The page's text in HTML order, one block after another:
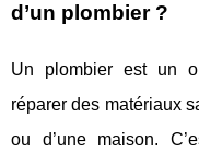
d’un plombier ?
Un plombier est un
réparer des matériaux
ou d’une maison.